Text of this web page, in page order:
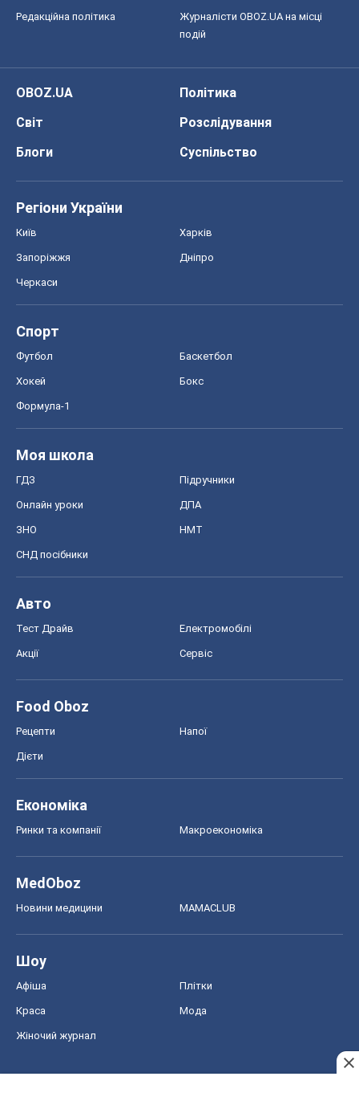
Редакційна політика
Журналісти OBOZ.UA на місці
подій
OBOZ.UA
Політика
Світ
Розслідування
Блоги
Суспільство
Регіони України
Київ Харків
Запоріжжя Дніпро
Черкаси
Спорт
Футбол Баскетбол
Хокей Бокс
Формула-1
Моя школа
ГДЗ Підручники
Онлайн уроки ДПА
ЗНО НМТ
СНД посібники
Авто
Тест Драйв Електромобілі
Акції Сервіс
Food Oboz
Рецепти Напої
Дієти
Економіка
Ринки та компанії Макроекономіка
MedOboz
Новини медицини MAMACLUB
Шоу
Афіша Плітки
Краса Мода
Жіночий журнал